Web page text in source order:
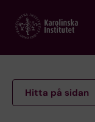
main
Hitta på sidan